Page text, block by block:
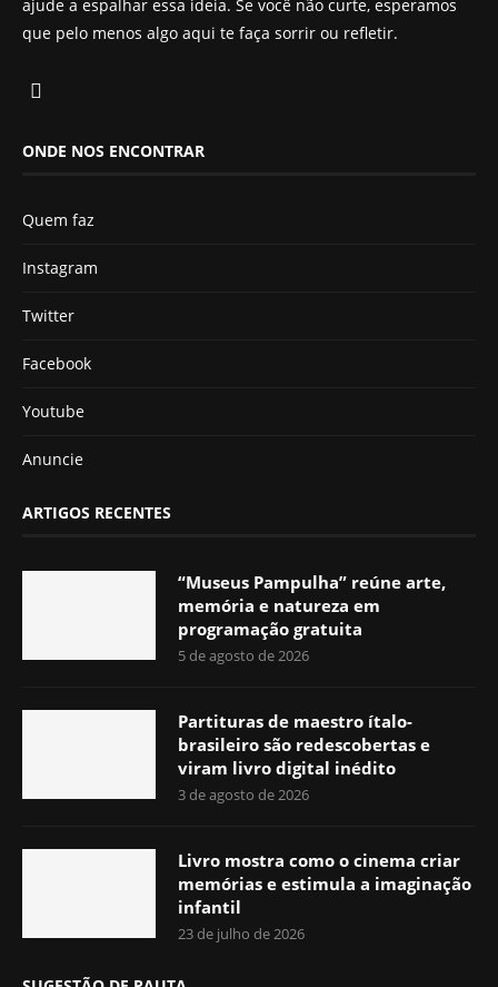
ajude a espalhar essa ideia. Se você não curte, esperamos
que pelo menos algo aqui te faça sorrir ou refletir.
ONDE NOS ENCONTRAR
Quem faz
Instagram
Twitter
Facebook
Youtube
Anuncie
ARTIGOS RECENTES
“Museus Pampulha” reúne arte,
memória e natureza em
programação gratuita
5 de agosto de 2026
Partituras de maestro ítalo-
brasileiro são redescobertas e
viram livro digital inédito
3 de agosto de 2026
Livro mostra como o cinema criar
memórias e estimula a imaginação
infantil
23 de julho de 2026